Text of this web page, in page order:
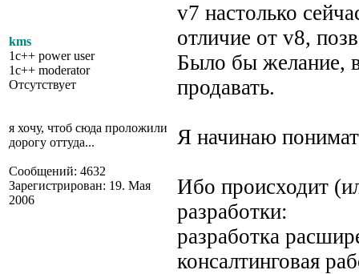
kms
1c++ power user
1c++ moderator
Отсутствует
я хочу, чтоб сюда проложили
дорогу оттуда...
Сообщений: 4632
Зарегистрирован: 19. Мая
2006
v7 настолько
отличие от v8,
Было бы желание,
продавать.
Я начинаю
Ибо происходит
разработки:
разработка
консалтинговая